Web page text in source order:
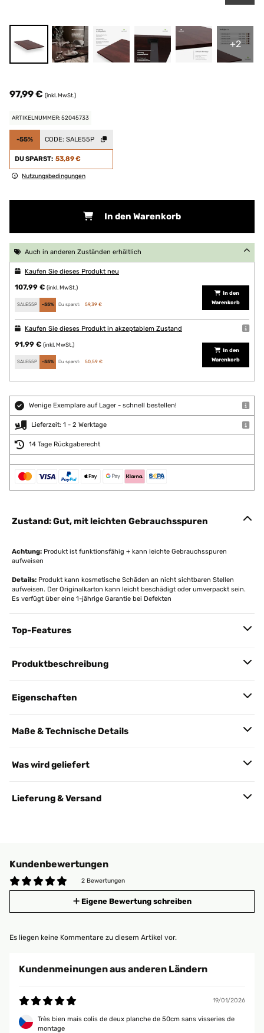
+2
97,99 € (inkl. MwSt.)
ARTIKELNUMMER: 52045733
-55% CODE: SALE55P
DU SPARST: 53,89 €
Nutzungsbedingungen
In den Warenkorb
Auch in anderen Zuständen erhältlich
Kaufen Sie dieses Produkt neu
107,99 € (inkl. MwSt.)
SALE55P -55% Du sparst: 59,39 €
In den
Warenkorb
Kaufen Sie dieses Produkt in akzeptablem Zustand
91,99 € (inkl. MwSt.)
SALE55P -55% Du sparst: 50,59 €
In den
Warenkorb
Wenige Exemplare auf Lager - schnell bestellen!
Lieferzeit: 1 - 2 Werktage
14 Tage Rückgaberecht
Zustand: Gut, mit leichten Gebrauchsspuren
Achtung: Produkt ist funktionsfähig + kann leichte Gebrauchsspuren
aufweisen
Details: Produkt kann kosmetische Schäden an nicht sichtbaren Stellen
aufweisen. Der Originalkarton kann leicht beschädigt oder umverpackt sein.
Es verfügt über eine 1-jährige Garantie bei Defekten
Top-Features
Produktbeschreibung
Eigenschaften
Maße & Technische Details
Was wird geliefert
Lieferung & Versand
Kundenbewertungen
2 Bewertungen
Eigene Bewertung schreiben
Es liegen keine Kommentare zu diesem Artikel vor.
Kundenmeinungen aus anderen Ländern
19/01/2026
Très bien mais colis de deux planche de 50cm sans visseries de
montage